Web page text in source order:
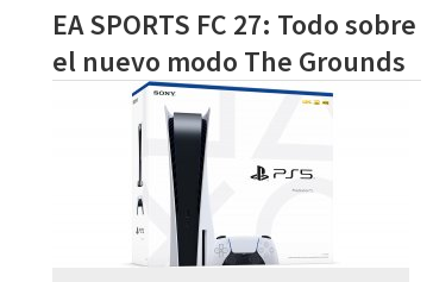
EA SPORTS FC 27: Todo sobre
el nuevo modo The Grounds